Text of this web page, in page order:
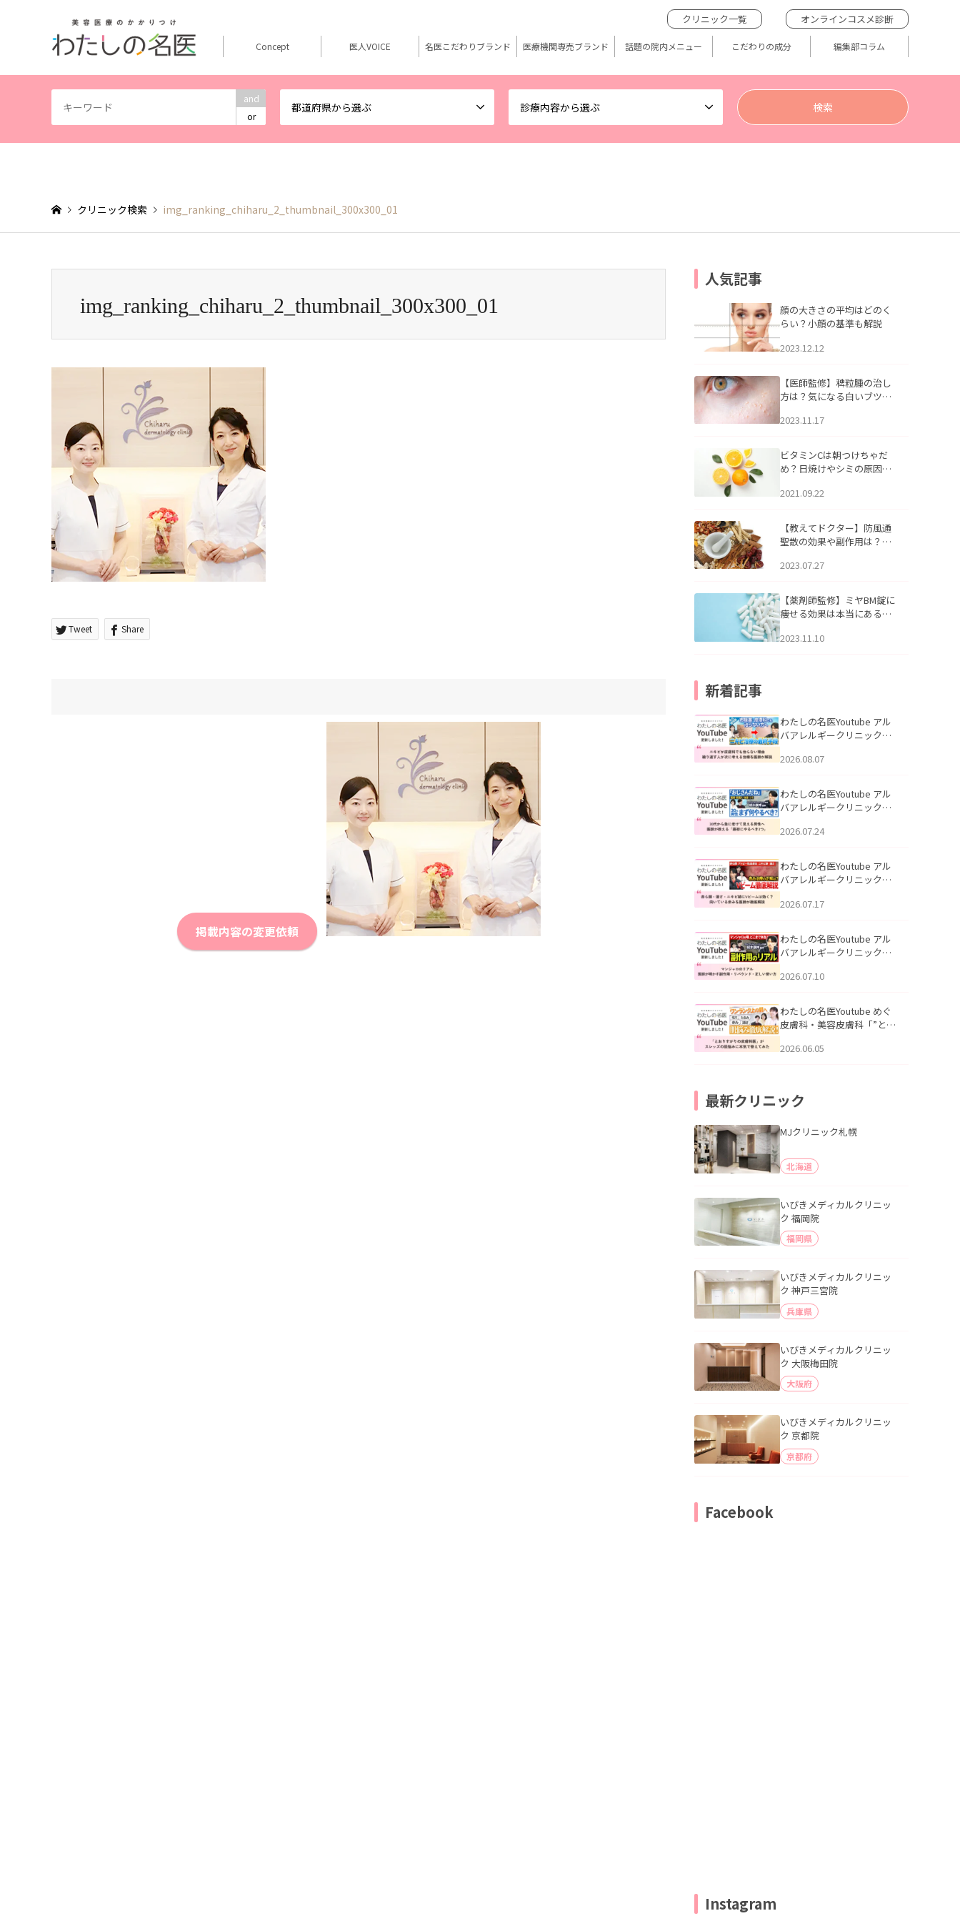
and
or
都道府県から選ぶ 診療内容から選ぶ
クリニック一覧 オンラインコスメ診断
Concept 医人VOICE 名医こだわりブランド 医療機関専売ブランド 話題の院内メニュー こだわりの成分 編集部コラム
クリニック検索 img_ranking_chiharu_2_thumbnail_300x300_01
img_ranking_chiharu_2_thumbnail_300x300_01
Tweet Share
掲載内容の変更依頼
人気記事
顔の大きさの平均はどのく
らい？小顔の基準も解説
2023.12.12
【医師監修】稗粒腫の治し
方は？気になる白いブツブ
アについて
2023.11.17
ビタミンCは朝つけちゃだ
め？日焼けやシミの原因に
2021.09.22
【教えてドクター】防風通
聖散の効果や副作用は？長
2023.07.27
【薬剤師監修】ミヤBM錠に
痩せる効果は本当にある
2023.11.10
新着記事
わたしの名医Youtube アル
バアレルギークリニック札
らない理由｜繰り返す人が
説」を公開いたしました。
2026.08.07
わたしの名医Youtube アル
バアレルギークリニック札
える男性へ｜医師が教える
公開いたしました。
2026.07.24
わたしの名医Youtube アル
バアレルギークリニック札
跡にVビームは効く？向いて
説」を公開いたしました。
2026.07.17
わたしの名医Youtube アル
バアレルギークリニック札
医師が明かす副作用・リバ
公開いたしました。
2026.07.10
わたしの名医Youtube めぐ
皮膚科・美容皮膚科「”とお
ッズの肌悩みに本気で答え
2026.06.05
最新クリニック
MJクリニック札幌
北海道
いびきメディカルクリニッ
ク 福岡院
福岡県
いびきメディカルクリニッ
ク 神戸三宮院
兵庫県
いびきメディカルクリニッ
ク 大阪梅田院
大阪府
いびきメディカルクリニッ
ク 京都院
京都府
Facebook
Instagram